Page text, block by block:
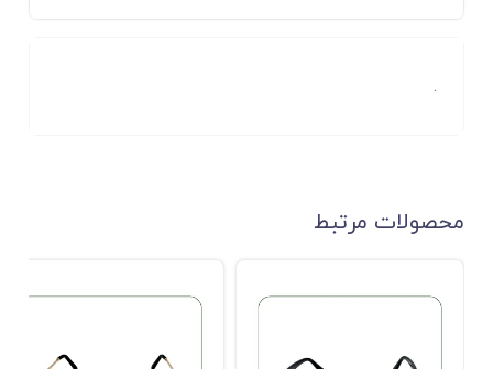
.
محصولات مرتبط